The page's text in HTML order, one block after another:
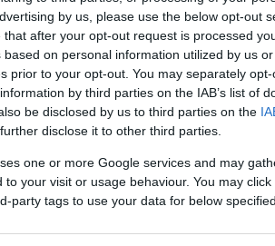
by us, please use the below opt-out
after your opt-out request is processed
on personal information utilized by us
prior to your opt-out. You may separately
by third parties on the IAB’s list of
be disclosed by us to third parties on the
disclose it to other third parties.
one or more Google services and may
your visit or usage behaviour. You may
party tags to use your data for below
Emlékezzen rám
REGISZTRÁCIÓ NÖVÉNYKATALÓGUS